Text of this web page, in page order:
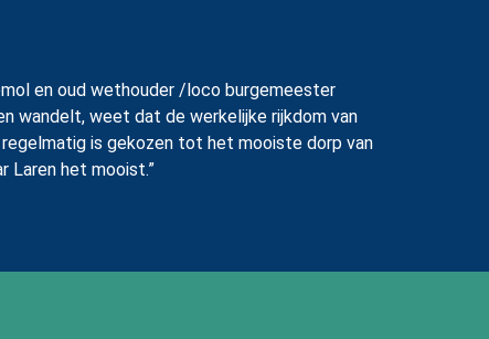
en oud wethouder /loco burgemeester
wandelt, weet dat de werkelijke rijkdom van
regelmatig is gekozen tot het mooiste dorp van
Laren het mooist.”